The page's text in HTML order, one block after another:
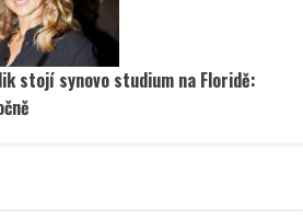
stojí synovo studium na Floridě: